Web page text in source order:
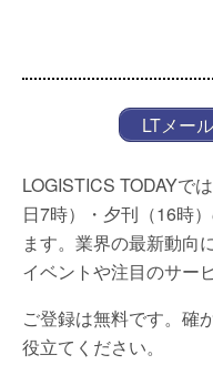
LTメー
LOGISTICS TODAYで
日7時）・夕刊（16時
ます。業界の最新動向
イベントや注目のサー
ご登録は無料です。確
役立てください。